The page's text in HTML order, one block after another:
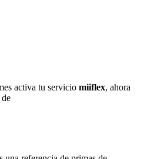
activa tu servicio miiflex, ahora